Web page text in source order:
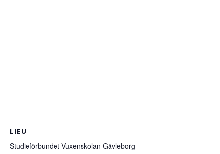
LIEU
Studieförbundet Vuxenskolan Gävleborg